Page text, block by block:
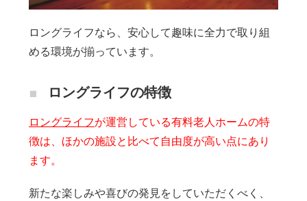
ロングライフなら、安心して趣味に全力で取り組
める環境が揃っています。
ロングライフの特徴
ロングライフが運営している有料老人ホームの特
徴は、ほかの施設と比べて自由度が高い点にあり
ます。
新たな楽しみや喜びの発見をしていただくべく、